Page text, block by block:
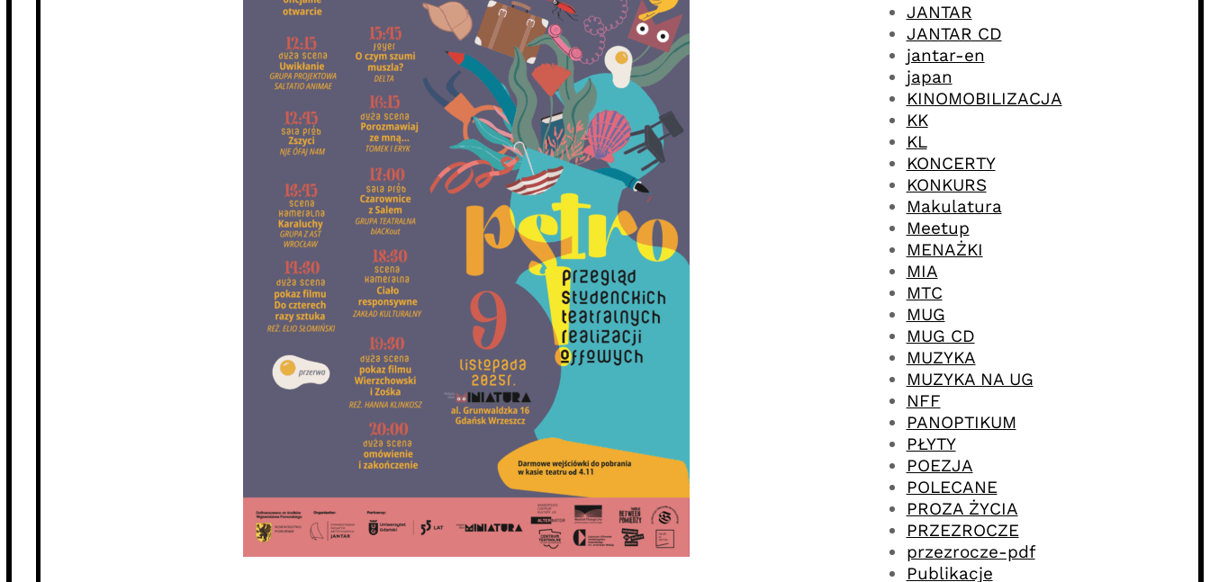
JANTAR
JANTAR CD
jantar-en
japan
KINOMOBILIZACJA
KK
KL
KONCERTY
KONKURS
Makulatura
Meetup
MENAŻKI
MIA
MTC
MUG
MUG CD
MUZYKA
MUZYKA NA UG
NFF
PANOPTIKUM
PŁYTY
POEZJA
POLECANE
PROZA ŻYCIA
PRZEZROCZE
przezrocze-pdf
Publikacje